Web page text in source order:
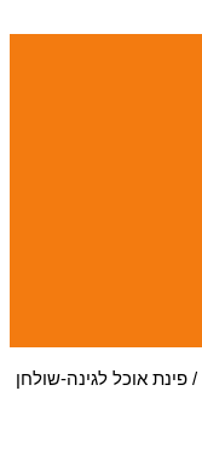
/ פינת אוכל לגינה-שולחן